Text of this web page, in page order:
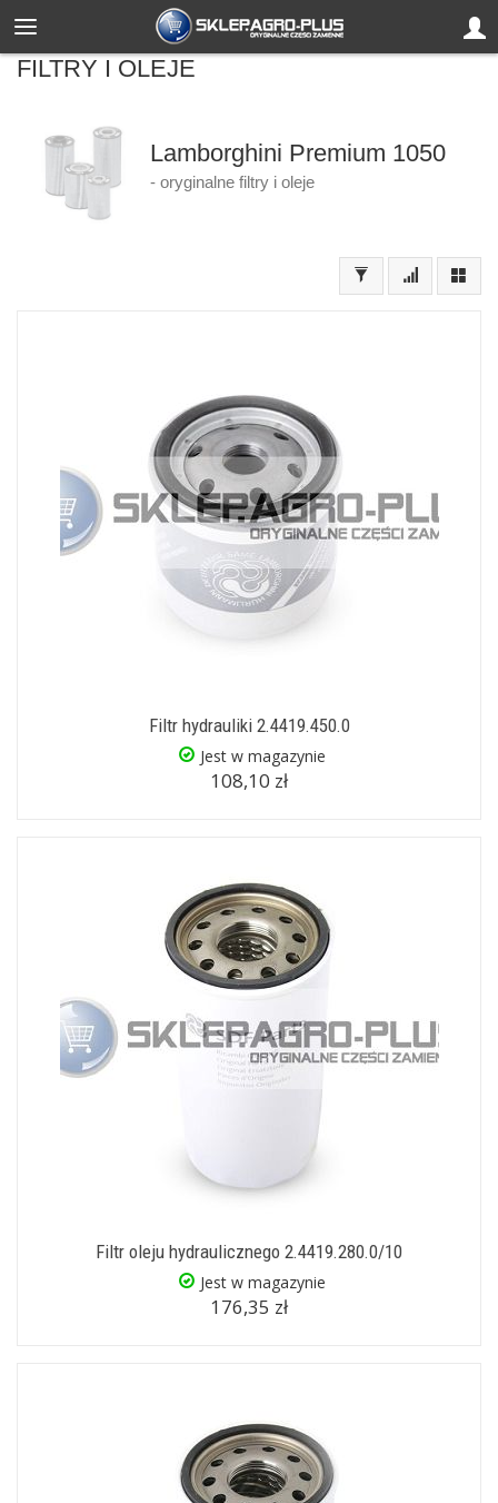
FILTRY I OLEJE
Lamborghini Premium 1050
- oryginalne filtry i oleje
Filtr hydrauliki 2.4419.450.0
Jest w magazynie
108,10 zł
Filtr oleju hydraulicznego 2.4419.280.0/10
Jest w magazynie
176,35 zł